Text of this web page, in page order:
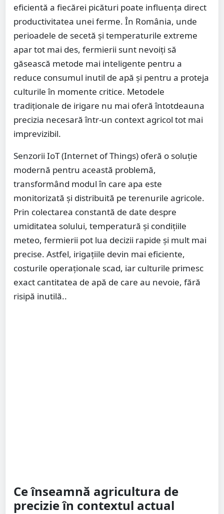
eficientă a fiecărei picături poate influența direct
productivitatea unei ferme. În România, unde
perioadele de secetă și temperaturile extreme
apar tot mai des, fermierii sunt nevoiți să
găsească metode mai inteligente pentru a
reduce consumul inutil de apă și pentru a proteja
culturile în momente critice. Metodele
tradiționale de irigare nu mai oferă întotdeauna
precizia necesară într-un context agricol tot mai
imprevizibil.
Senzorii IoT (Internet of Things) oferă o soluție
modernă pentru această problemă,
transformând modul în care apa este
monitorizată și distribuită pe terenurile agricole.
Prin colectarea constantă de date despre
umiditatea solului, temperatură și condițiile
meteo, fermierii pot lua decizii rapide și mult mai
precise. Astfel, irigațiile devin mai eficiente,
costurile operaționale scad, iar culturile primesc
exact cantitatea de apă de care au nevoie, fără
risipă inutilă..
Ce înseamnă agricultura de
precizie în contextul actual